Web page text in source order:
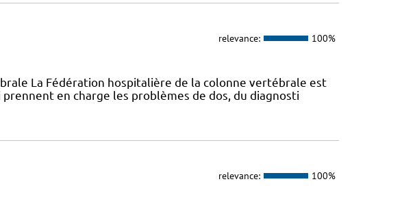
relevance: 100%
La Fédération hospitalière de la colonne vertébrale est
en charge les problèmes de dos, du diagnosti
relevance: 100%